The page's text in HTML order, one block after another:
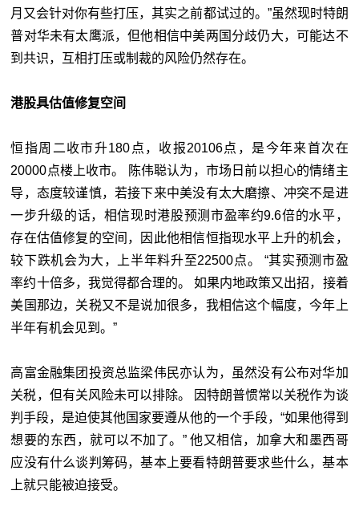
月又会针对你有些打压，其实之前都试过的。”虽然现时特朗
普对华未有太鹰派，但他相信中美两国分歧仍大，可能达不
到共识，互相打压或制裁的风险仍然存在。
港股具估值修复空间
恒指周二收市升180点，收报20106点，是今年来首次在
20000点楼上收市。 陈伟聪认为，市场日前以担心的情绪主
导，态度较谨慎，若接下来中美没有太大磨擦、冲突不是进
一步升级的话，相信现时港股预测市盈率约9.6倍的水平，
存在估值修复的空间，因此他相信恒指现水平上升的机会，
较下跌机会为大，上半年料升至22500点。 “其实预测市盈
率约十倍多，我觉得都合理的。 如果内地政策又出招，接着
美国那边，关税又不是说加很多，我相信这个幅度，今年上
半年有机会见到。”
高富金融集团投资总监梁伟民亦认为，虽然没有公布对华加
关税，但有关风险未可以排除。 因特朗普惯常以关税作为谈
判手段，是迫使其他国家要遵从他的一个手段，“如果他得到
想要的东西，就可以不加了。” 他又相信，加拿大和墨西哥
应没有什么谈判筹码，基本上要看特朗普要求些什么，基本
上就只能被迫接受。